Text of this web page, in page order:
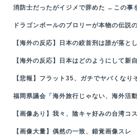
消防士だったがイジメで辞めた ←この事
ドラゴンボールのブロリーが本物の伝説
【海外の反応】日本の絞首刑は誰が落と
【海外の反応】日本はどのようにして新
【悲報】フラット35、ガチでヤバくなり
福岡県議会「海外旅行じゃない、海外活
【画像あり】我々、陰キャ好みの台湾コ
【画像大量】偶然の一致、錯覚画像スレ